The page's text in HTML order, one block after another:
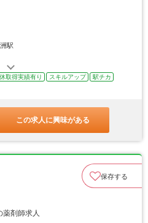
駅
取得実績有り スキルアップ
駅チカ
この求人に興味がある
保存する
剤師求人